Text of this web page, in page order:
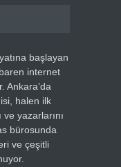
başlayan
internet
Ankara’da
halen ilk
yazarlarını
bürosunda
ve çeşitli